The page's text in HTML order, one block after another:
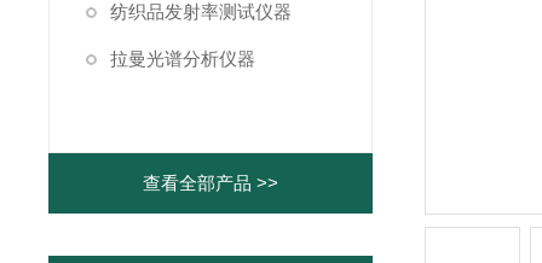
纺织品发射率测试仪器
拉曼光谱分析仪器
查看全部产品 >>